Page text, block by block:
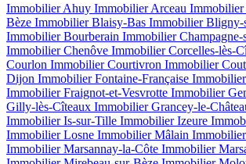
Immobilier Ahuy Immobilier Arceau
Bèze Immobilier Blaisy-Bas Immobilier Bligny-
Immobilier Bourberain Immobilier Champagne-
Immobilier Chenôve Immobilier Corcelles-lès-
Courlon Immobilier Courtivron Immobilier
Dijon Immobilier Fontaine-Française
Immobilier Fraignot-et-Vesvrotte Immobilier
Gilly-lès-Cîteaux Immobilier Grancey-le-
Immobilier Is-sur-Tille Immobilier Izeure
Immobilier Losne Immobilier Mâlain
Immobilier Marsannay-la-Côte Immobilier